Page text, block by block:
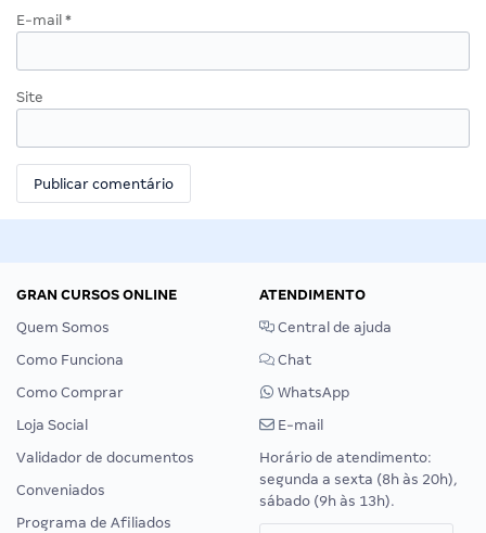
E-mail *
Site
GRAN CURSOS ONLINE
Quem Somos
Como Funciona
Como Comprar
Loja Social
Validador de documentos
Conveniados
Programa de Afiliados
ATENDIMENTO
Central de ajuda
Chat
WhatsApp
E-mail
Horário de atendimento:
segunda a sexta (8h às 20h),
sábado (9h às 13h).